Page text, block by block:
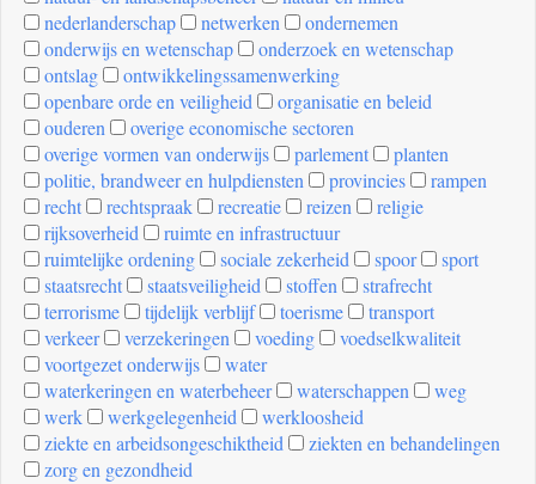
nederlanderschap
netwerken
ondernemen
onderwijs en wetenschap
onderzoek en wetenschap
ontslag
ontwikkelingssamenwerking
openbare orde en veiligheid
organisatie en beleid
ouderen
overige economische sectoren
overige vormen van onderwijs
parlement
planten
politie, brandweer en hulpdiensten
provincies
rampen
recht
rechtspraak recreatie reizen
religie
rijksoverheid
ruimte en infrastructuur
ruimtelijke ordening
sociale zekerheid spoor
sport
staatsrecht
staatsveiligheid stoffen
strafrecht
terrorisme
tijdelijk verblijf toerisme
transport
verkeer
verzekeringen voeding
voedselkwaliteit
voortgezet onderwijs
water
waterkeringen en waterbeheer
waterschappen
weg
werk
werkgelegenheid
werkloosheid
ziekte en arbeidsongeschiktheid
ziekten en behandelingen
zorg en gezondheid